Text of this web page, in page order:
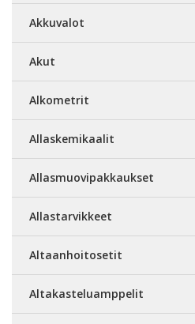
Akkuvalot
Akut
Alkometrit
Allaskemikaalit
Allasmuovipakkaukset
Allastarvikkeet
Altaanhoitosetit
Altakasteluamppelit